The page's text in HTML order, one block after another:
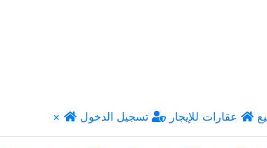
× عقارات للإيجار تسجيل الدخول